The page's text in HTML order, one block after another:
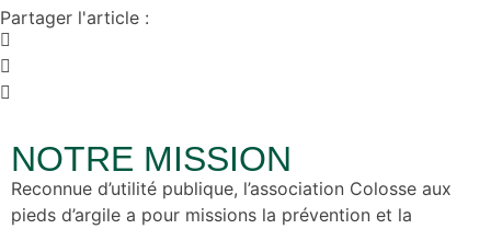
Partager l'article :
NOTRE MISSION
Reconnue d’utilité publique, l’association Colosse aux
pieds d’argile a pour missions la prévention et la